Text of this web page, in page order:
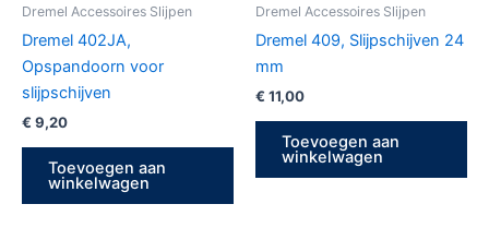
Dremel Accessoires Slijpen
Dremel 402JA,
Opspandoorn voor
slijpschijven
€ 9,20
Toevoegen aan
winkelwagen
Dremel Accessoires Slijpen
Dremel 409, Slijpschijven 24
mm
€ 11,00
Toevoegen aan
winkelwagen